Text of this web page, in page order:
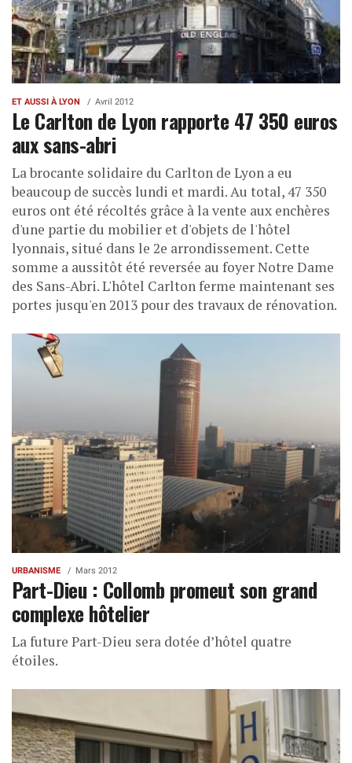
ET AUSSI À LYON Avril 2012
Le Carlton de Lyon rapporte 47 350 euros
aux sans-abri
La brocante solidaire du Carlton de Lyon a eu
beaucoup de succès lundi et mardi. Au total, 47 350
euros ont été récoltés grâce à la vente aux enchères
d'une partie du mobilier et d'objets de l'hôtel
lyonnais, situé dans le 2e arrondissement. Cette
somme a aussitôt été reversée au foyer Notre Dame
des Sans-Abri. L'hôtel Carlton ferme maintenant ses
portes jusqu'en 2013 pour des travaux de rénovation.
URBANISME Mars 2012
Part-Dieu : Collomb promeut son grand
complexe hôtelier
La future Part-Dieu sera dotée d’hôtel quatre
étoiles.